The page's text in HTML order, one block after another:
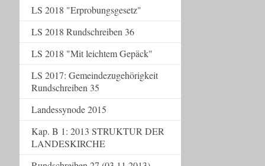
LS 2018 "Erprobungsgesetz"
LS 2018 Rundschreiben 36
LS 2018 "Mit leichtem Gepäck"
LS 2017: Gemeindezugehörigkeit
Rundschreiben 35
Landessynode 2015
Kap. B 1: 2013 STRUKTUR DER
LANDESKIRCHE